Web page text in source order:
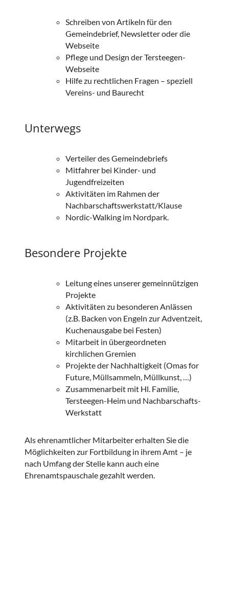
Schreiben von Artikeln für den
Gemeindebrief, Newsletter oder die
Webseite
Pflege und Design der Tersteegen-
Webseite
Hilfe zu rechtlichen Fragen – speziell
Vereins- und Baurecht
Unterwegs
Verteiler des Gemeindebriefs
Mitfahrer bei Kinder- und
Jugendfreizeiten
Aktivitäten im Rahmen der
Nachbarschaftswerkstatt/Klause
Nordic-Walking im Nordpark.
Besondere Projekte
Leitung eines unserer gemeinnützigen
Projekte
Aktivitäten zu besonderen Anlässen
(z.B. Backen von Engeln zur Adventzeit,
Kuchenausgabe bei Festen)
Mitarbeit in übergeordneten
kirchlichen Gremien
Projekte der Nachhaltigkeit (Omas for
Future, Müllsammeln, Müllkunst, …)
Zusammenarbeit mit Hl. Familie,
Tersteegen-Heim und Nachbarschafts-
Werkstatt
Als ehrenamtlicher Mitarbeiter erhalten Sie die
Möglichkeiten zur Fortbildung in ihrem Amt – je
nach Umfang der Stelle kann auch eine
Ehrenamtspauschale gezahlt werden.